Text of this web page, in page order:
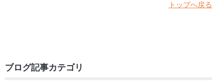
トップへ戻る
ブログ記事カテゴリ